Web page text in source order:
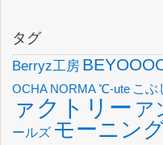
タグ
Berryz工房
OCHA NORMA℃-ute こぶ
ァクトリー ア
ールズ モーニング